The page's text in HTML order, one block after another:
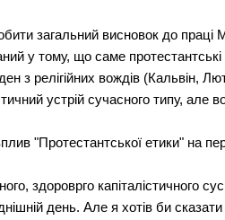
загальний висновок до
у тому, що саме
з релігійних вождів (Кальвін,
устрій сучасного типу, але
"Протестантської етики" на
здороврго капіталістичного
день. Але я хотів би